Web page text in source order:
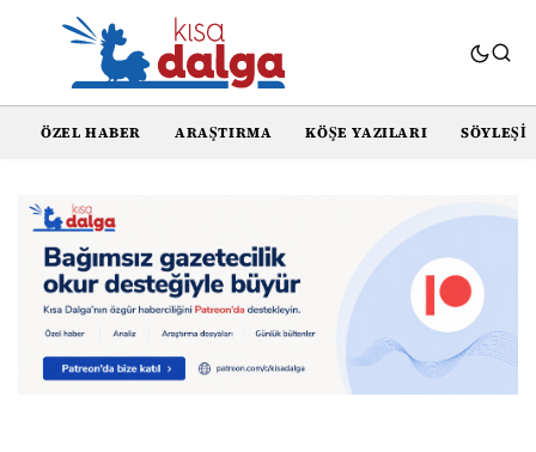
ÖZEL HABER ARAŞTIRMA KÖŞE YAZILARI SÖYLEŞI